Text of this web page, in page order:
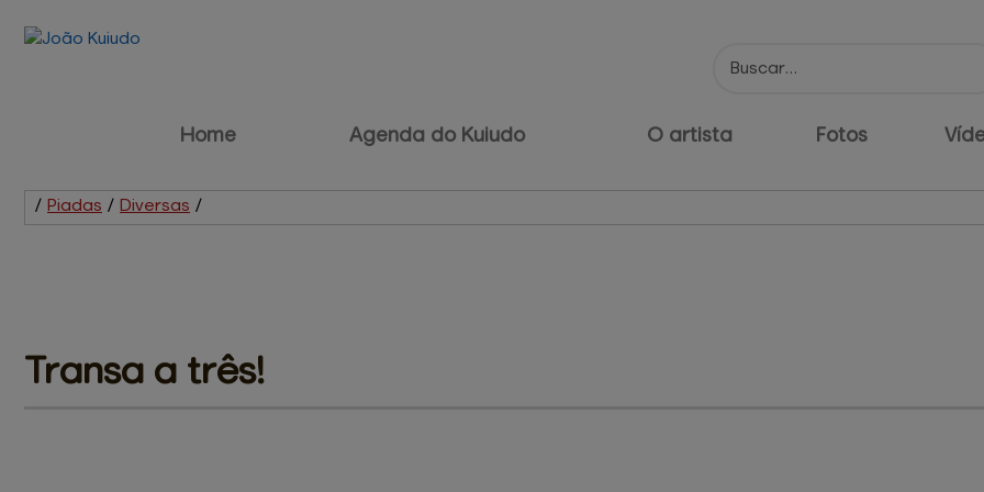
Home Agenda do Kuiudo O artista Fotos
/ Piadas / Diversas /
Transa a três!